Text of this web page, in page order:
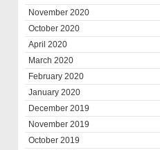
November 2020
October 2020
April 2020
March 2020
February 2020
January 2020
December 2019
November 2019
October 2019